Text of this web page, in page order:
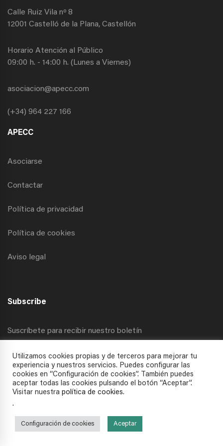
Calle Ruiz Vila nº 8
12001 Castelló de la Plana, Castellón
Horario Atención al Público
09:00 h. - 14:00 h. (Lunes a Viernes)
asociacion@apecc.com
(+34) 964 227 166
APECC
Asociarse
Contactar
Política de privacidad
Política de cookies
Aviso legal
Subscribe
Suscríbete para recibir nuestro boletín
Todos los derechos reservados © 2025 APECC
Utilizamos cookies propias y de terceros para mejorar tu
experiencia y nuestros servicios. Puedes configurar las
cookies en “Configuración de cookies”. También puedes
aceptar todas las cookies pulsando el botón “Aceptar”.
Visitar nuestra política de cookies.
.
Configuración de cookies Aceptar